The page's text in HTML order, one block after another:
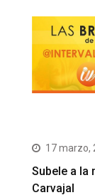
17 marzo,
Subele a la
Carvajal